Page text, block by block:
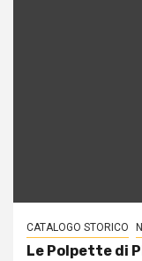
CATALOGO STORICO
Le Polpette di